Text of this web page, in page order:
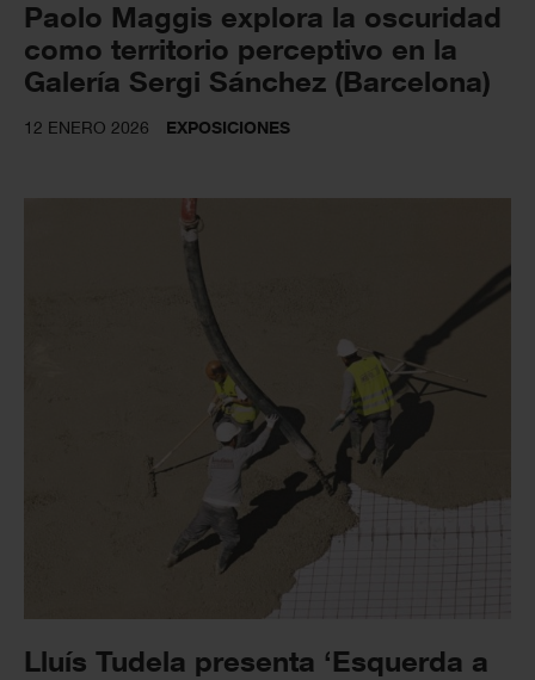
Paolo Maggis explora la oscuridad
como territorio perceptivo en la
Galería Sergi Sánchez (Barcelona)
12 ENERO 2026 EXPOSICIONES
Lluís Tudela presenta ‘Esquerda a